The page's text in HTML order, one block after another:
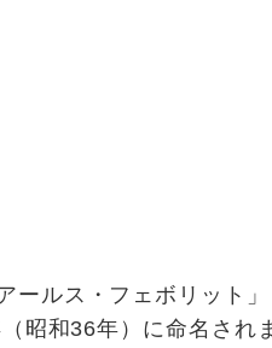
ールス・フェボリット
昭和36年）に命名され